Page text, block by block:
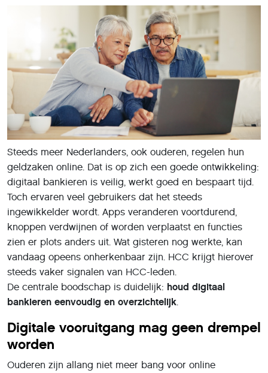
Steeds meer Nederlanders, ook ouderen, regelen hun
geldzaken online. Dat is op zich een goede ontwikkeling:
digitaal bankieren is veilig, werkt goed en bespaart tijd.
Toch ervaren veel gebruikers dat het steeds
ingewikkelder wordt. Apps veranderen voortdurend,
knoppen verdwijnen of worden verplaatst en functies
zien er plots anders uit. Wat gisteren nog werkte, kan
vandaag opeens onherkenbaar zijn. HCC krijgt hierover
steeds vaker signalen van HCC-leden.
De centrale boodschap is duidelijk: houd digitaal
bankieren eenvoudig en overzichtelijk
Digitale vooruitgang mag geen drempel
worden
Ouderen zijn allang niet meer bang voor online